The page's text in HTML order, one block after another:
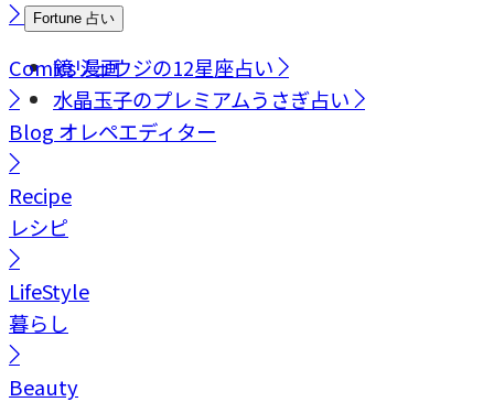
Fortune 占い
鏡リュウジの12星座占い
水晶玉子のプレミアムうさぎ占い
Comics漫画
Blog オレペエディター
Recipe
レシピ
LifeStyle
暮らし
Beauty